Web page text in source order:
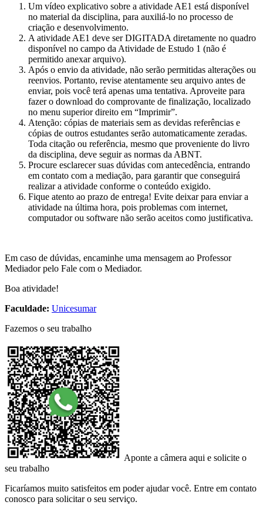
Um vídeo explicativo sobre a atividade AE1 está disponível
no material da disciplina, para auxiliá-lo no processo de
criação e desenvolvimento.
A atividade AE1 deve ser DIGITADA diretamente no quadro
disponível no campo da Atividade de Estudo 1 (não é
permitido anexar arquivo).
Após o envio da atividade, não serão permitidas alterações ou
reenvios. Portanto, revise atentamente seu arquivo antes de
enviar, pois você terá apenas uma tentativa. Aproveite para
fazer o download do comprovante de finalização, localizado
no menu superior direito em “Imprimir”.
Atenção: cópias de materiais sem as devidas referências e
cópias de outros estudantes serão automaticamente zeradas.
Toda citação ou referência, mesmo que proveniente do livro
da disciplina, deve seguir as normas da ABNT.
Procure esclarecer suas dúvidas com antecedência, entrando
em contato com a mediação, para garantir que conseguirá
realizar a atividade conforme o conteúdo exigido.
Fique atento ao prazo de entrega! Evite deixar para enviar a
atividade na última hora, pois problemas com internet,
computador ou software não serão aceitos como justificativa.
​Em caso de dúvidas, encaminhe uma mensagem ao Professor
Mediador pelo Fale com o Mediador.
Boa atividade!
Faculdade: Unicesumar
Fazemos o seu trabalho
Aponte a câmera aqui e solicite o
seu trabalho
Ficaríamos muito satisfeitos em poder ajudar você. Entre em contato
conosco para solicitar o seu serviço.